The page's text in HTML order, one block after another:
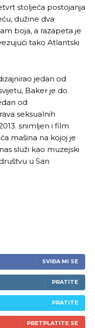
stoljeća postojanja
dužine dva
boja, a razapeta je
tako Atlantski
jedan od
Baker je do
od
seksualnih
snimljen i film
mašina na kojoj je
služi kao muzejski
u San
SVIĐA MI SE
PRATITE
PRATITE
PRETPLATITE SE